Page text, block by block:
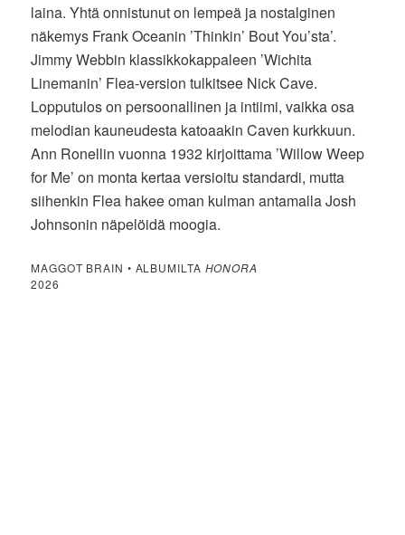
laina. Yhtä onnistunut on lempeä ja nostalginen
näkemys Frank Oceanin ’Thinkin’ Bout You’sta’.
Jimmy Webbin klassikkokappaleen ’Wichita
Linemanin’ Flea-version tulkitsee Nick Cave.
Lopputulos on persoonallinen ja intiimi, vaikka osa
melodian kauneudesta katoaakin Caven kurkkuun.
Ann Ronellin vuonna 1932 kirjoittama ’Willow Weep
for Me’ on monta kertaa versioitu standardi, mutta
siihenkin Flea hakee oman kulman antamalla Josh
Johnsonin näpelöidä moogia.
MAGGOT BRAIN • ALBUMILTA HONORA
2026